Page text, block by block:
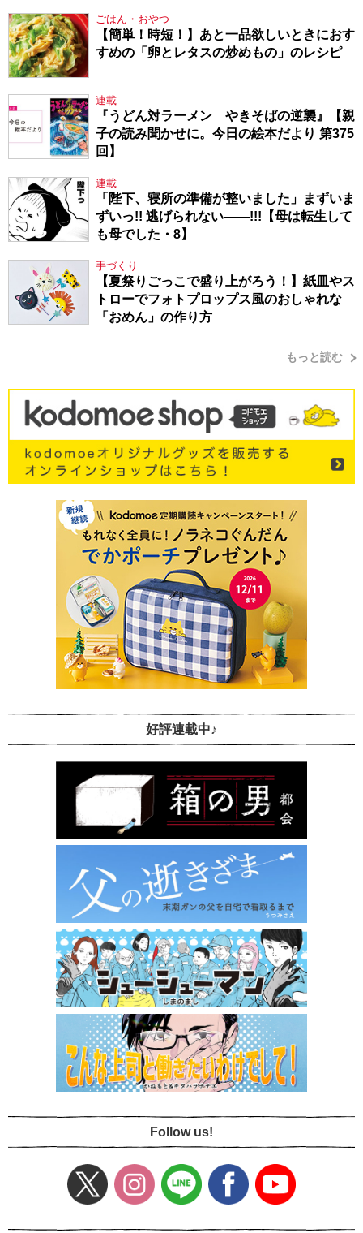
ごはん・おやつ
【簡単！時短！】あと一品欲しいときにおす
すめの「卵とレタスの炒めもの」のレシピ
連載
『うどん対ラーメン やきそばの逆襲』【親
子の読み聞かせに。今日の絵本だより 第375
回】
連載
「陛下、寝所の準備が整いました」まずいま
ずいっ!! 逃げられない――!!!【母は転生して
も母でした・8】
手づくり
【夏祭りごっこで盛り上がろう！】紙皿やス
トローでフォトプロップス風のおしゃれな
「おめん」の作り方
もっと読む
好評連載中♪
Follow us!